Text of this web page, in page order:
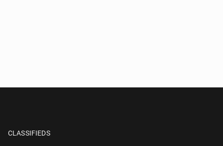
CLASSIFIEDS